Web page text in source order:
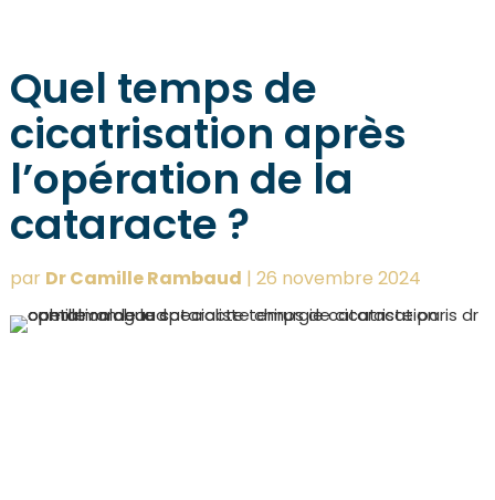
Quel temps de
cicatrisation après
l’opération de la
cataracte ?
par Dr Camille Rambaud | 26 novembre 2024